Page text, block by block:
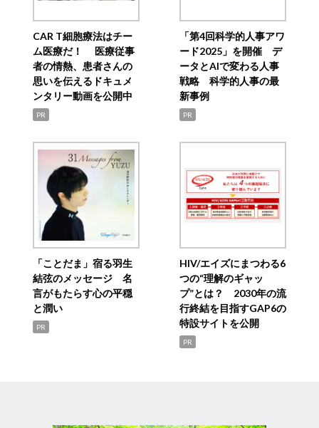
CAR T細胞療法はチー
ム医療だ！ 医療従事
者の情熱、患者さんの
思いを伝えるドキュメ
ンタリー動画を公開中
PR
「第4回科学的人事アワ
ード2025」を開催 デ
ータとAIで変わる人事
戦略 科学的人事の最
新事例
PR
「ことだま」宿る羽生
結弦のメッセージ 名
言がもたらす心の平穏
と潤い
PR
HIV/エイズにまつわる6
つの“理解のギャッ
プ”とは？ 2030年の流
行終結を目指すGAP6の
特設サイトを公開
PR